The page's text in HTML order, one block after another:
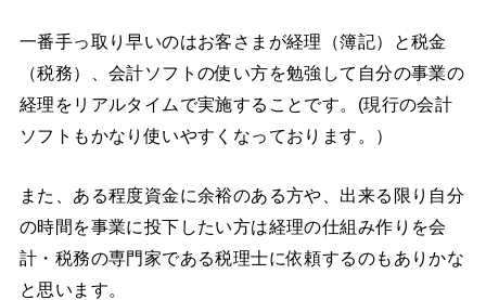
一番手っ取り早いのはお客さまが経理（簿記）と税金
（税務）、会計ソフトの使い方を勉強して自分の事業の
経理をリアルタイムで実施することです。(現行の会計
ソフトもかなり使いやすくなっております。）
また、ある程度資金に余裕のある方や、出来る限り自分
の時間を事業に投下したい方は経理の仕組み作りを会
計・税務の専門家である税理士に依頼するのもありかな
と思います。